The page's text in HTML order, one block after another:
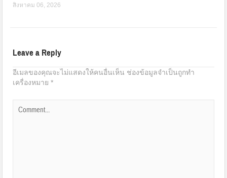
สิงหาคม 06, 2026
Leave a Reply
อีเมลของคุณจะไม่แสดงให้คนอื่นเห็น ช่องข้อมูลจำเป็นถูกทำ
เครื่องหมาย*